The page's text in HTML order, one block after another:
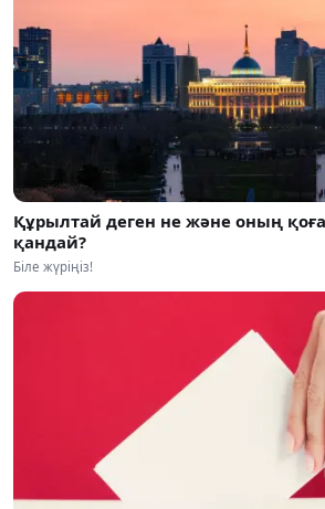
Құрылтай деген не және оның
қандай?
Біле жүріңіз!